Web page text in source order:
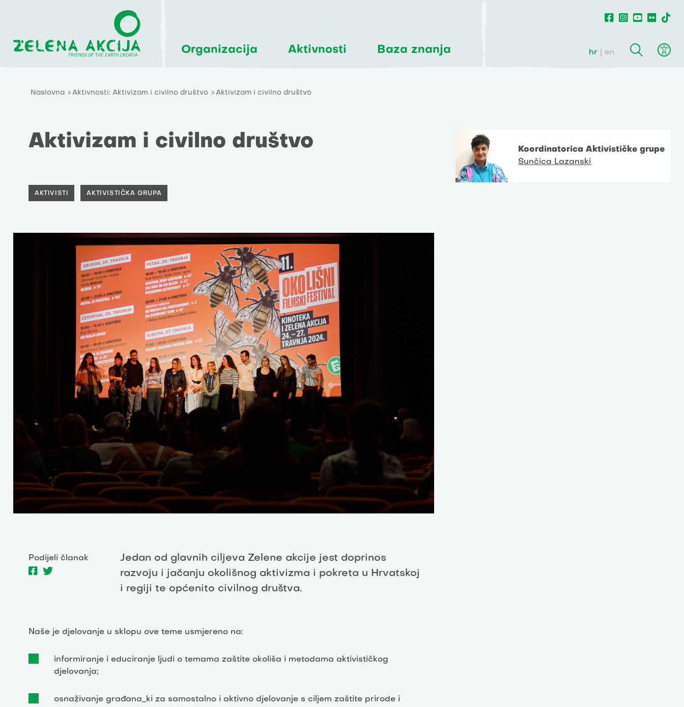
Organizacija Aktivnosti Baza znanja hr en
Naslovna Aktivnosti: Aktivizam i civilno društvo Aktivizam i civilno društvo
Aktivizam i civilno društvo
AKTIVISTI AKTIVISTIČKA GRUPA
Podijeli članak
Jedan od glavnih ciljeva Zelene akcije jest doprinos
razvoju i jačanju okolišnog aktivizma i pokreta u Hrvatskoj
i regiji te općenito civilnog društva.
Naše je djelovanje u sklopu ove teme usmjereno na:
informiranje i educiranje ljudi o temama zaštite okoliša i metodama aktivističkog
djelovanja;
osnaživanje građana_ki za samostalno i aktivno djelovanje s ciljem zaštite prirode i
Koordinatorica Aktivističke grupe
Sunčica Lazanski